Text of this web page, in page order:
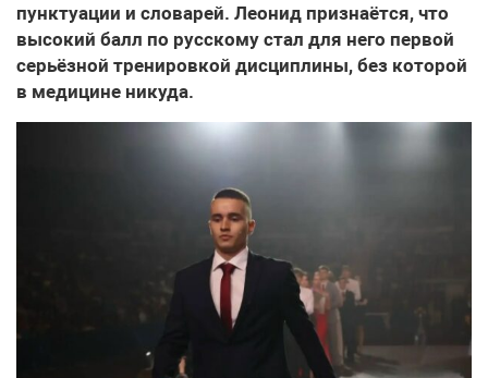
пунктуации и словарей. Леонид признаётся, что
высокий балл по русскому стал для него первой
серьёзной тренировкой дисциплины, без которой
в медицине никуда.